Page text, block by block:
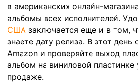
в американских онлайн-
альбомы всех исполнителей.
США заключается еще и в том,
знаете дату релиза. В этот день
Amazon и проверяйте выход
альбом на виниловой пластинке
продаже.